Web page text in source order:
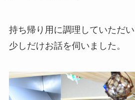
持ち帰り用に調理していただ
少しだけお話を伺いました。